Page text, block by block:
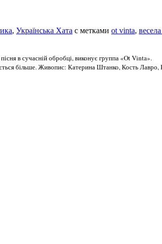
, Українська Хата с метками ot vinta,
в сучасній обробці, виконує группа «Ot Vinta».
більше. Живопис: Катерина Штанко, Кость